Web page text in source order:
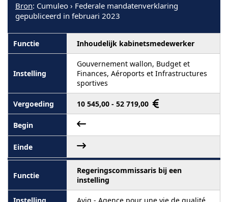
Bron: Cumuleo › Federale mandatenverklaring
gepubliceerd in februari 2023
Inhoudelijk kabinetsmedewerker
Gouvernement wallon, Budget et
Finances, Aéroports et Infrastructures
sportives
10 545,00 - 52 719,00
Regeringscommissaris bij een
instelling